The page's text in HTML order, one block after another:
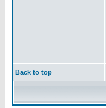
Back to top